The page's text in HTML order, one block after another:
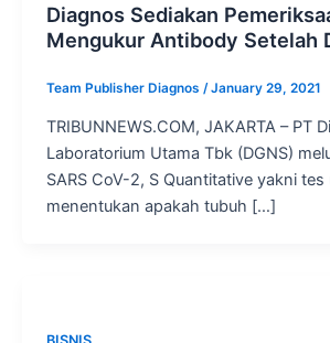
Diagnos Sediakan
Mengukur Antibody Setelah
Team Publisher Diagnos /January 29, 2021
TRIBUNNEWS.COM, JAKARTA – PT
Laboratorium Utama Tbk (DGNS)
SARS CoV-2, S Quantitative yakni tes
menentukan apakah tubuh […]